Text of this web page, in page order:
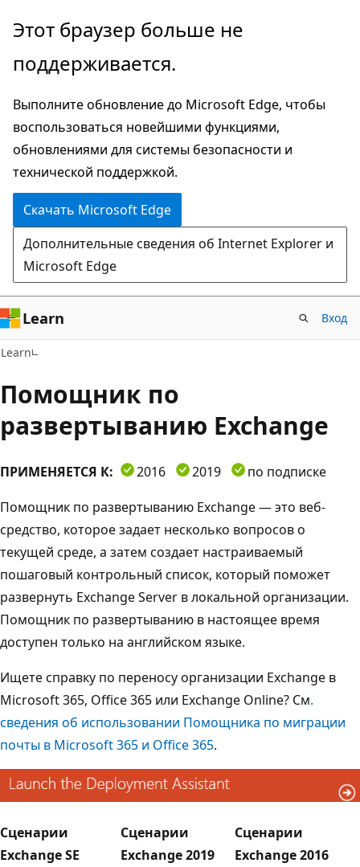
Пропустить
перейти
основному
содержимому
Этот браузер больше не
поддерживается.
Выполните обновление до Microsoft Edge, чтобы
воспользоваться новейшими функциями,
обновлениями для системы безопасности и
технической поддержкой.
Скачать Microsoft Edge
Дополнительные сведения об Internet Explorer и
Microsoft Edge
Learn Вход
Learn
Помощник по
развертыванию Exchange
ПРИМЕНЯЕТСЯ К: 2016 2019
по подписке
Помощник по развертыванию Exchange — это веб-
средство, которое задает несколько вопросов о
текущей среде, а затем создает настраиваемый
пошаговый контрольный список, который поможет
развернуть Exchange Server в локальной организации.
Помощник по развертыванию в настоящее время
доступен только на английском языке.
Ищете справку по переносу организации Exchange в
Microsoft 365, Office 365 или Exchange Online? См.
сведения об использовании Помощника по миграции
почты в Microsoft 365 и Office 365.
Сценарии
Exchange SE
Сценарии
Exchange 2019
Сценарии
Exchange 2016